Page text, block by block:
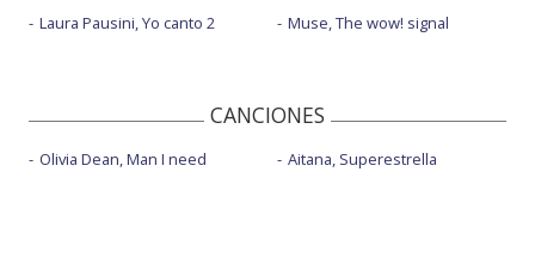
Laura Pausini, Yo canto 2
Muse, The wow! signal
CANCIONES
Olivia Dean, Man I need Aitana, Superestrella